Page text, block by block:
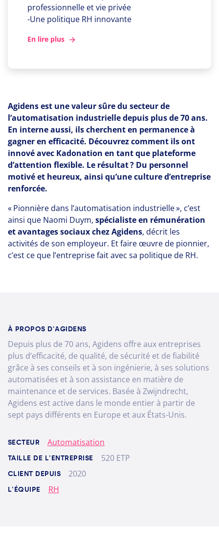
professionnelle et vie privée
-Une politique RH innovante
En lire plus
Agidens est une valeur sûre du secteur de
l’automatisation industrielle depuis plus de 70 ans.
En interne aussi, ils cherchent en permanence à
gagner en efficacité. Découvrez comment ils ont
innové avec Kadonation en tant que plateforme
d’attention flexible. Le résultat ? Du personnel
motivé et heureux, ainsi qu’une culture d’entreprise
renforcée.
« Pionnière dans l’automatisation industrielle », c’est
ainsi que Naomi Duym, spécialiste en rémunération
et avantages sociaux chez Agidens, décrit les
activités de son employeur. Et faire œuvre de pionnier,
c’est ce que l’entreprise fait avec sa politique de RH.
À PROPOS D'AGIDENS
Depuis plus de 70 ans, Agidens offre aux entreprises
plus d’efficacité, de qualité, de sécurité et de fiabilité
grâce à ses conseils et à son ingénierie, à ses solutions
automatisées et à son assistance en matière de
maintenance et de services. Basée à Zwijndrecht,
Agidens est active dans le monde entier à partir de
sept pays différents en Europe et aux États-Unis.
SECTEUR Automatisation
TAILLE DE L'ENTREPRISE 520 ETP
CLIENT DEPUIS 2020
L'ÉQUIPE RH